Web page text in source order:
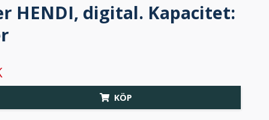
HENDI, digital. Kapacitet:
KÖP